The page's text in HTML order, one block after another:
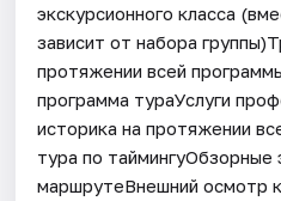
экскурсионного класса
зависит от набора
протяжении всей
программа тураУслуги
историка на протяжении
тура по таймингуОбзорные
маршрутеВнешний осмотр